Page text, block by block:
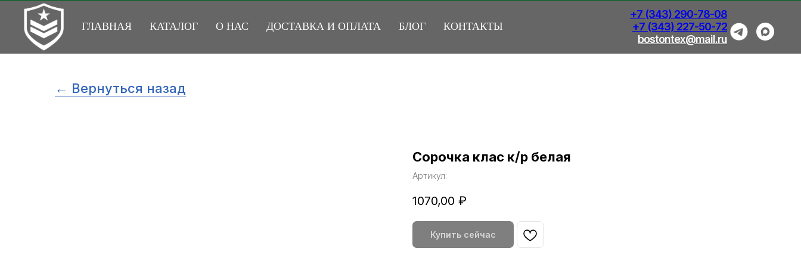
ГЛАВНАЯ КАТАЛОГ О НАС ДОСТАВКА И ОПЛАТА БЛОГ КОНТАКТЫ
+7 (343) 290-78-08
+7 (343) 227-50-72
bostontex@mail.ru
← Вернуться назад
Сорочка клас к/р белая
Артикул:
1070,00 ₽
Купить сейчас